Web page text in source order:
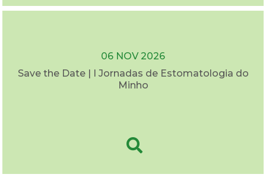
06 NOV 2026
Save the Date | I Jornadas de Estomatologia do
Minho